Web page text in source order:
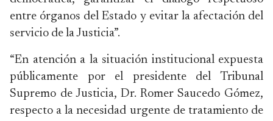
entre órganos del Estado y evitar la afectación del
servicio de la Justicia”.
“En atención a la situación institucional expuesta
públicamente por el presidente del Tribunal
Supremo de Justicia, Dr. Romer Saucedo Gómez,
respecto a la necesidad urgente de tratamiento de